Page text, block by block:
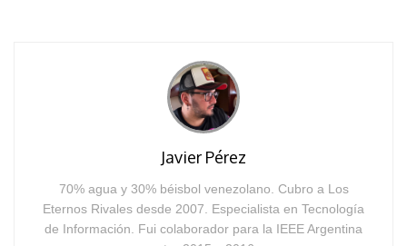
Javier Pérez
70% agua y 30% béisbol venezolano. Cubro a Los
Eternos Rivales desde 2007. Especialista en Tecnología
de Información. Fui colaborador para la IEEE Argentina